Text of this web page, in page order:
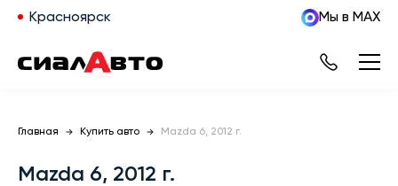
Красноярск Мы в MAX
Главная Купить авто Mazda 6, 2012 г.
Mazda 6, 2012 г.